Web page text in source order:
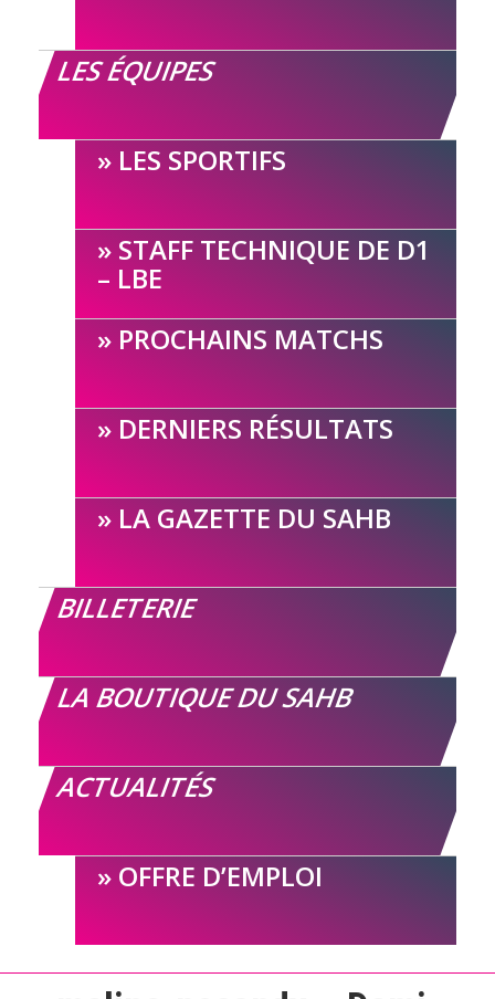
LES ÉQUIPES
LES SPORTIFS
STAFF TECHNIQUE DE D1
– LBE
PROCHAINS MATCHS
DERNIERS RÉSULTATS
LA GAZETTE DU SAHB
BILLETERIE
LA BOUTIQUE DU SAHB
ACTUALITÉS
OFFRE D’EMPLOI